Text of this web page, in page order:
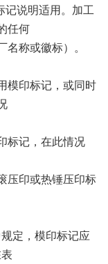
记说明适用。加工
任何
称或徽标）。
模印标记，或同时
标记，在此情况
印或热锤压印标
定，模印标记应